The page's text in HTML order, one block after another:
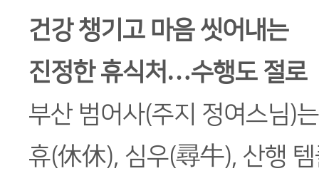
건강 챙기고 마음 씻어내는
진정한 휴식처…수행도 절로
부산 범어사(주지 정여스님)
휴(休休), 심우(尋牛), 산행